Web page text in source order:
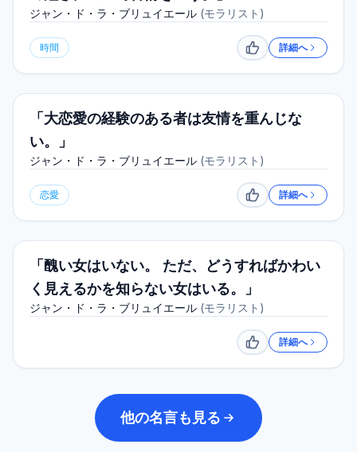
ジャン・ド・ラ・ブリュイエール (モラリスト )
時間 いいね詳細へ
「大恋愛の経験のある者は友情を重んじな
い。」
ジャン・ド・ラ・ブリュイエール (モラリスト )
恋愛 いいね詳細へ
「醜い女はいない。 ただ、どうすればかわい
く見えるかを知らない女はいる。」
ジャン・ド・ラ・ブリュイエール (モラリスト )
いいね詳細へ
他の名言も見る